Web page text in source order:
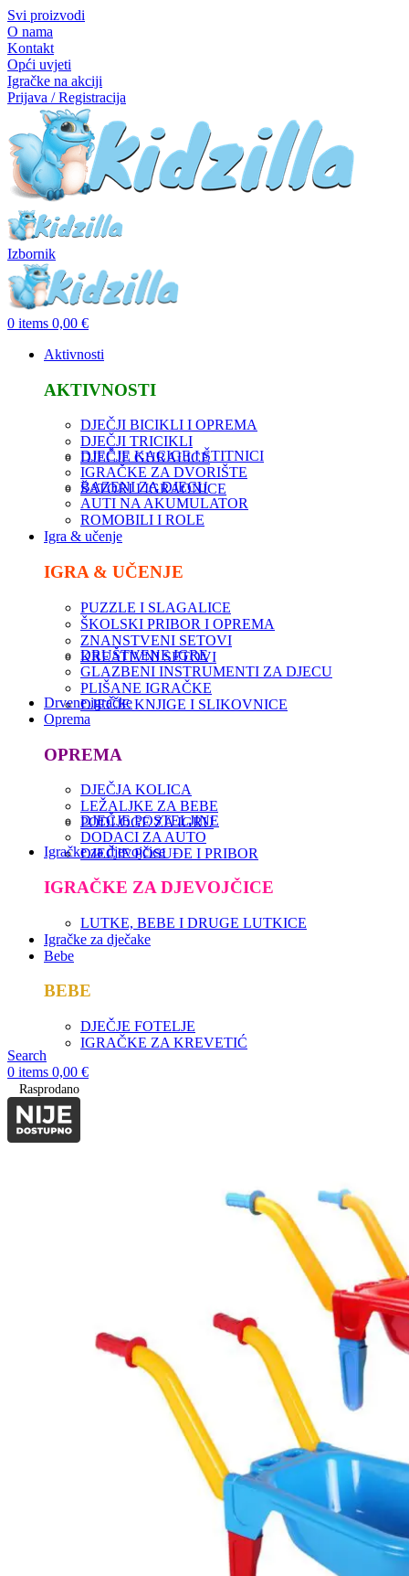
Svi proizvodi
O nama
Kontakt
Opći uvjeti
Igračke na akciji
Prijava / Registracija
Izbornik
0 items 0,00 €
Aktivnosti
AKTIVNOSTI
DJEČJI BICIKLI I OPREMA
DJEČJI TRICIKLI
DJEČJE GURALICE
DJEČJE KACIGE I ŠTITNICI
IGRAČKE ZA DVORIŠTE
ŠATORI I IGRAONICE
BAZENI ZA DJECU
AUTI NA AKUMULATOR
ROMOBILI I ROLE
Igra & učenje
IGRA & UČENJE
PUZZLE I SLAGALICE
ŠKOLSKI PRIBOR I OPREMA
ZNANSTVENI SETOVI
KREATIVNI SETOVI
DRUŠTVENE IGRE
GLAZBENI INSTRUMENTI ZA DJECU
PLIŠANE IGRAČKE
DJEČJE KNJIGE I SLIKOVNICE
Drvene igračke
Oprema
OPREMA
DJEČJA KOLICA
LEŽALJKE ZA BEBE
PODLOGE ZA IGRU
DJEČJE POSTELJINE
DODACI ZA AUTO
DJEČJE POSUĐE I PRIBOR
Igračke za djevojčice
IGRAČKE ZA DJEVOJČICE
LUTKE, BEBE I DRUGE LUTKICE
Igračke za dječake
Bebe
BEBE
DJEČJE FOTELJE
IGRAČKE ZA KREVETIĆ
Search
0 items 0,00 €
Rasprodano